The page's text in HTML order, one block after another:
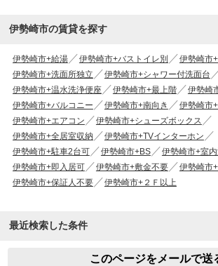
伊勢崎市の賃貸を探す
伊勢崎市+給湯 伊勢崎市+バストイレ別
伊勢崎市
伊勢崎市+洗面所独立
伊勢崎市+シャワー付洗面台
伊勢崎市+温水洗浄便座
伊勢崎市+最上階
伊勢崎
伊勢崎市+バルコニー
伊勢崎市+南向き
伊勢崎市
伊勢崎市+エアコン
伊勢崎市+シューズボックス
伊勢崎市+全居室収納
伊勢崎市+TVインターホン
伊勢崎市+駐車2台可
伊勢崎市+BS
伊勢崎市+室
伊勢崎市+即入居可
伊勢崎市+敷金不要
伊勢崎市
伊勢崎市+保証人不要
伊勢崎市+２Ｆ以上
最近検索した条件
このページをメールで送